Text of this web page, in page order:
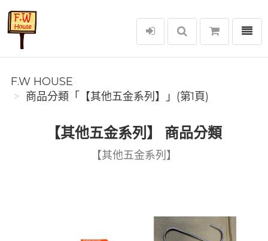
F.W House
選單
F.W HOUSE
商品分類「【其他五金系列】」(第1頁)
【其他五金系列】 商品分類
【其他五金系列】